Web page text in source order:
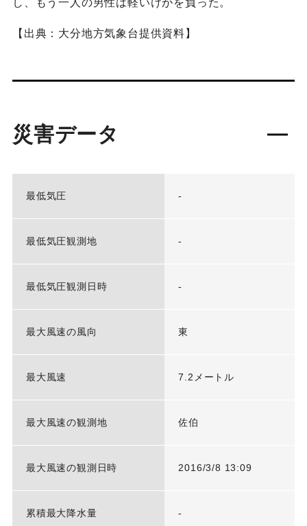
し、もう一人の男性は軽いけがを負った。
【出典：大分地方気象台提供資料】
災害データ
最低気圧 -
最低気圧観測地 -
最低気圧観測日時 -
最大風速の風向 東
最大風速 7.2メートル
最大風速の観測地 佐伯
最大風速の観測日時 2016/3/8 13:09
累積最大降水量 -